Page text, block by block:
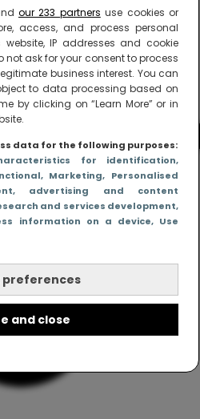
our 233 partners use cookies or
access, and process personal
IP addresses and cookie
not ask for your consent to process
business interest. You can
to data processing based on
by clicking on “Learn More” or in
data for the following purposes:
for identification,
, Marketing, Personalised
advertising and content
and services development,
information on a device, Use
preferences
and close